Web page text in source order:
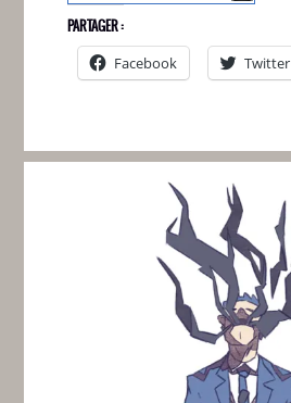
PARTAGER :
Facebook
Twitter